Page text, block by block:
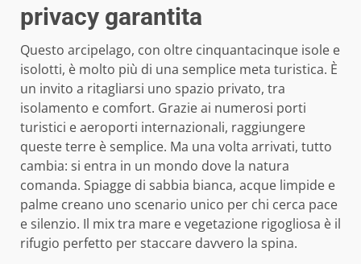
privacy garantita
Questo arcipelago, con oltre cinquantacinque isole e
isolotti, è molto più di una semplice meta turistica. È
un invito a ritagliarsi uno spazio privato, tra
isolamento e comfort. Grazie ai numerosi porti
turistici e aeroporti internazionali, raggiungere
queste terre è semplice. Ma una volta arrivati, tutto
cambia: si entra in un mondo dove la natura
comanda. Spiagge di sabbia bianca, acque limpide e
palme creano uno scenario unico per chi cerca pace
e silenzio. Il mix tra mare e vegetazione rigogliosa è il
rifugio perfetto per staccare davvero la spina.